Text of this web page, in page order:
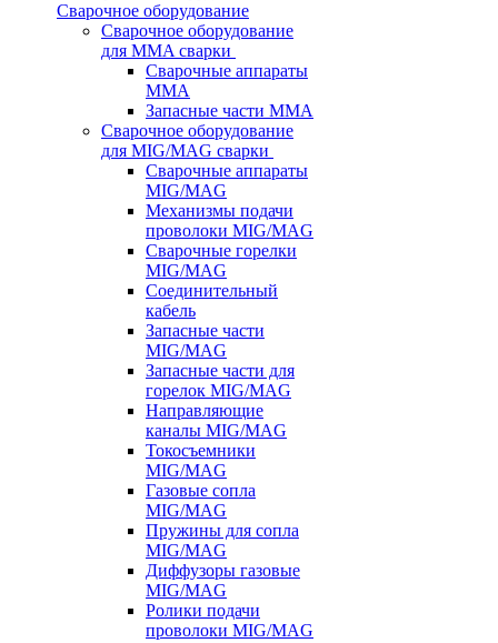
Сварочное оборудование
Сварочное оборудование
для MMA сварки
Сварочные аппараты
MMA
Запасные части MMA
Сварочное оборудование
для MIG/MAG сварки
Сварочные аппараты
MIG/MAG
Механизмы подачи
проволоки MIG/MAG
Сварочные горелки
MIG/MAG
Соединительный
кабель
Запасные части
MIG/MAG
Запасные части для
горелок MIG/MAG
Направляющие
каналы MIG/MAG
Токосъемники
MIG/MAG
Газовые сопла
MIG/MAG
Пружины для сопла
MIG/MAG
Диффузоры газовые
MIG/MAG
Ролики подачи
проволоки MIG/MAG